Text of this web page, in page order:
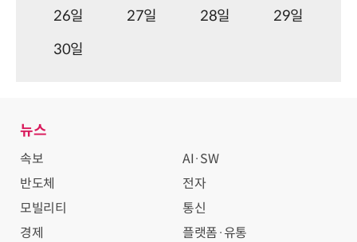
26일
27일 28일
29일
30일
뉴스
속보
AI·SW
반도체
전자
모빌리티
통신
경제
플랫폼·유통